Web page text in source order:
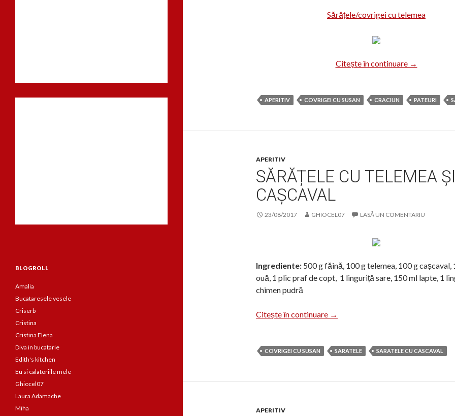
Sărățele/covrigei cu telemea
Citește în continuare Covrigei,
→
APERITIV COVRIGEI CU SUSAN CRACIUN PATEURI
APERITIV
SĂRĂȚELE CU TELEMEA ȘI
CAȘCAVAL
23/08/2017 GHIOCEL07 LASĂ UN COMENTARIU
Ingrediente: 500 g făină, 100 g telemea, 100 g cașcaval,
ouă, 1 plic praf de copt, 1 linguriță sare, 150 ml lapte, 1
chimen pudră
Citește în continuare Sărățele cu telemea și cașcaval
→
COVRIGEI CU SUSAN SARATELE SARATELE CU CASCAVAL
APERITIV
BLOGROLL
Amalia
Bucataresele vesele
Criserb
Cristina
Cristina Elena
Diva in bucatarie
Edith's kitchen
Eu si calatoriile mele
Ghiocel07
Laura Adamache
Miha